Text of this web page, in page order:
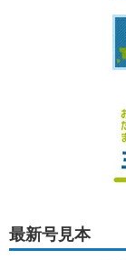
最新号見本